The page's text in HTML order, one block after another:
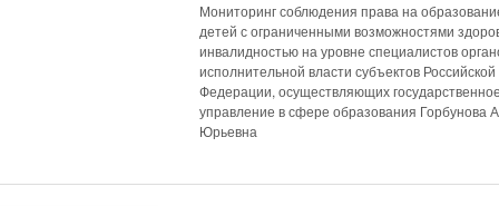
Мониторинг соблюдения права на
детей с ограниченными возможностями
инвалидностью на уровне специалистов
исполнительной власти субъектов Российской
Федерации, осуществляющих
управление в сфере образования Горбунова
Юрьевна